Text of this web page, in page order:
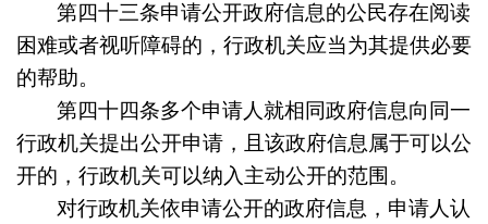
第四十三条申请公开政府信息的公民存在阅读
困难或者视听障碍的，行政机关应当为其提供必要
的帮助。
第四十四条多个申请人就相同政府信息向同一
行政机关提出公开申请，且该政府信息属于可以公
开的，行政机关可以纳入主动公开的范围。
对行政机关依申请公开的政府信息，申请人认